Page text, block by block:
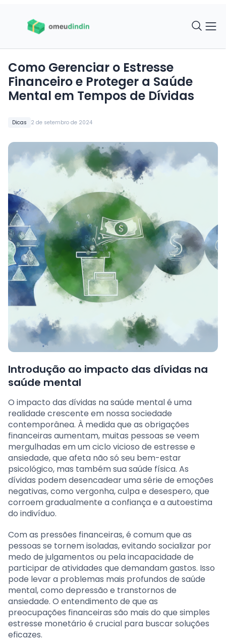
Dicas 2 de setembro de 2024
Como Gerenciar o Estresse
Financeiro e Proteger a Saúde
Mental em Tempos de Dívidas
Introdução ao impacto das dívidas na
saúde mental
O impacto das dívidas na saúde mental é uma
realidade crescente em nossa sociedade
contemporânea. À medida que as obrigações
financeiras aumentam, muitas pessoas se veem
mergulhadas em um ciclo vicioso de estresse e
ansiedade, que afeta não só seu bem-estar
psicológico, mas também sua saúde física. As
dívidas podem desencadear uma série de emoções
negativas, como vergonha, culpa e desespero, que
corroem gradualmente a confiança e a autoestima
do indivíduo.
Com as pressões financeiras, é comum que as
pessoas se tornem isoladas, evitando socializar por
medo de julgamentos ou pela incapacidade de
participar de atividades que demandam gastos. Isso
pode levar a problemas mais profundos de saúde
mental, como depressão e transtornos de
ansiedade. O entendimento de que as
preocupações financeiras são mais do que simples
estresse monetário é crucial para buscar soluções
eficazes.